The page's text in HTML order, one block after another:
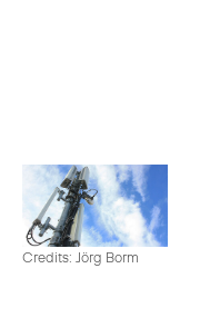
Credits: Jörg Borm